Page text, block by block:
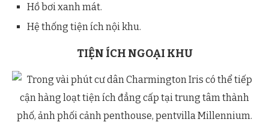
Hồ bơi xanh mát.
Hệ thống tiện ích nội khu.
TIỆN ÍCH NGOẠI KHU